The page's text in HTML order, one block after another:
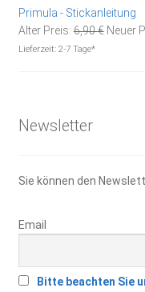
Primula - Stickanleitung
Alter Preis: 6,90€ Neuer
Lieferzeit: 2-7 Tage*
Newsletter
Sie können den
Email
Bitte beachten Sie